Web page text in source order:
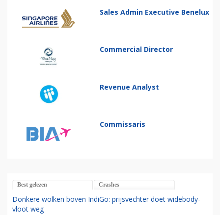
Sales Admin Executive Benelux
Commercial Director
Revenue Analyst
Commissaris
Best gelezen Crashes
Donkere wolken boven IndiGo: prijsvechter doet widebody-
vloot weg